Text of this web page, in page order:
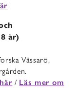
år)
Vässarö,
/ Läs mer om